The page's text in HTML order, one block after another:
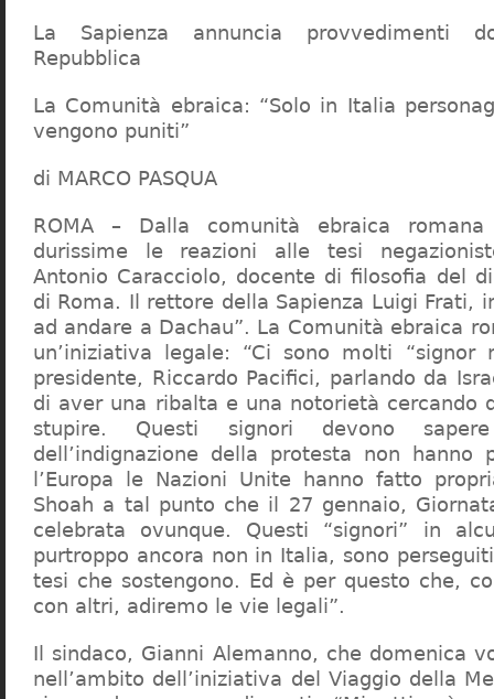
La Sapienza annuncia provvedimenti
Repubblica
La Comunità ebraica: “Solo in Italia
vengono puniti”
di MARCO PASQUA
ROMA – Dalla comunità ebraica
durissime le reazioni alle tesi
Antonio Caracciolo, docente di filosofia del
di Roma. Il rettore della Sapienza Luigi Frati,
ad andare a Dachau”. La Comunità ebraica
un’iniziativa legale: “Ci sono molti “signor
presidente, Riccardo Pacifici, parlando da
di aver una ribalta e una notorietà cercando
stupire. Questi signori devono
dell’indignazione della protesta non hanno
l’Europa le Nazioni Unite hanno fatto
Shoah a tal punto che il 27 gennaio,
celebrata ovunque. Questi “signori” in
purtroppo ancora non in Italia, sono
tesi che sostengono. Ed è per questo che,
con altri, adiremo le vie legali”.
Il sindaco, Gianni Alemanno, che domenica
nell’ambito dell’iniziativa del Viaggio della